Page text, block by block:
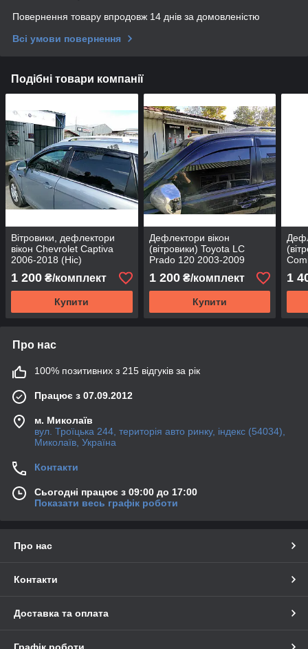
Повернення товару впродовж 14 днів за домовленістю
Всі умови повернення
Подібні товари компанії
Вітровики, дефлектори
вікон Chevrolet Captiva
2006-2018 (Hic)
1 200 ₴/комплект
Купити
Дефлектори вікон
(вітровики) Toyota LC
Prado 120 2003-2009
(ATM/Тайван)
1 200₴/комплект
Купити
1
Про нас
100% позитивних з 215 відгуків за рік
Працює з 07.09.2012
м. Миколаїв
вул. Троїцька 244, територія авто ринку, індекс (54034),
Миколаїв, Україна
Контакти
Сьогодні працює з 09:00 до 17:00
Показати весь графік роботи
Про нас
Контакти
Доставка та оплата